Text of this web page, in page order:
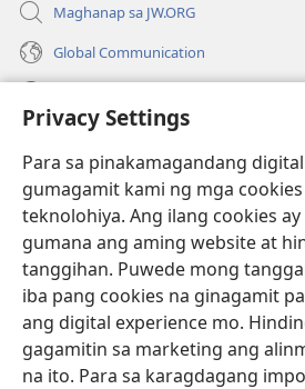
Privacy Settings
Para sa pinakamagandang
gumagamit kami ng mga
teknolohiya. Ang ilang cookies
gumana ang aming website at
tanggihan. Puwede mong
iba pang cookies na ginagamit
ang digital experience mo.
gagamitin sa marketing ang
na ito. Para sa karagdagang
Maghanap sa JW.ORG
Global Communication
(may
na
bagong
window)
Watchtower ONLINE LIBRARY™
(may
bubukas
na
bagong
window)
JW Hub ®
(may
bubukas
bagong
window)
JW Library ®
Watchtower Library®